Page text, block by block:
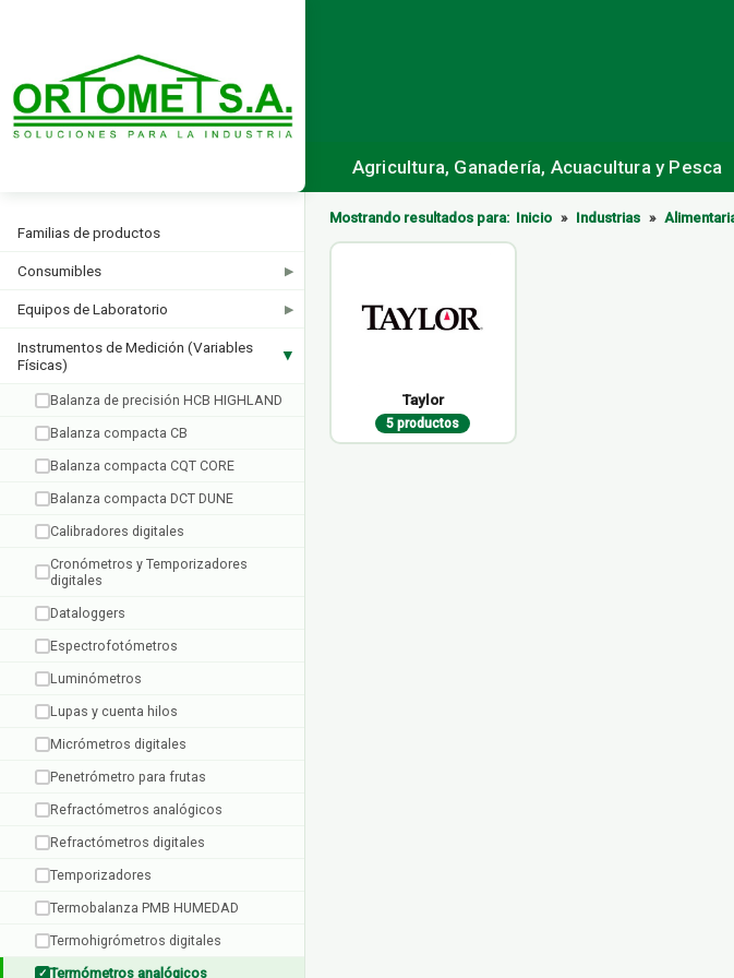
Agricultura, Ganadería, Acuacultura y Pesca
Familias de productos
Consumibles ▶
Equipos de Laboratorio ▶
Instrumentos de Medición (Variables
Físicas)
▶
Balanza de precisión HCB HIGHLAND
Balanza compacta CB
Balanza compacta CQT CORE
Balanza compacta DCT DUNE
Calibradores digitales
Cronómetros y Temporizadores
digitales
Dataloggers
Espectrofotómetros
Luminómetros
Lupas y cuenta hilos
Micrómetros digitales
Penetrómetro para frutas
Refractómetros analógicos
Refractómetros digitales
Temporizadores
Termobalanza PMB HUMEDAD
Termohigrómetros digitales
✓ Termómetros analógicos
Mostrando resultados para: Inicio » Industrias »
Taylor
5 productos